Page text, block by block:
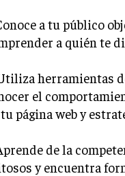
a tu público
a quién te
herramientas
el
página web y
de la
y encuentra